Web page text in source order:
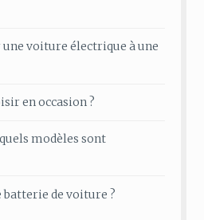
voiture électrique à une
en occasion ?
modèles sont
de voiture ?